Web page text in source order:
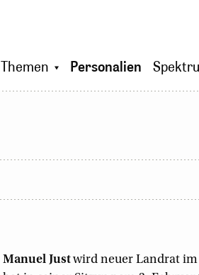
Themen Personalien
Manuel Justwird neuer Landrat